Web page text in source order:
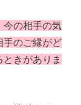
今の相手の気
手のご縁がど
きがありま